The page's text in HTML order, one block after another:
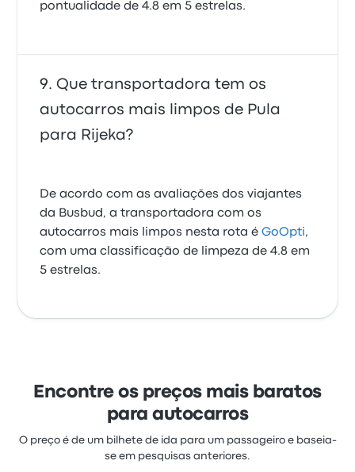
pontualidade de 4.8 em 5 estrelas.
Que transportadora tem os
autocarros mais limpos de Pula
para Rijeka?
De acordo com as avaliações dos viajantes
da Busbud, a transportadora com os
autocarros mais limpos nesta rota éGoOpti,
com uma classificação de limpeza de 4.8 em
5 estrelas.
Encontre os preços mais baratos
para autocarros
O preço é de um bilhete de ida para um passageiro e baseia-
se em pesquisas anteriores.